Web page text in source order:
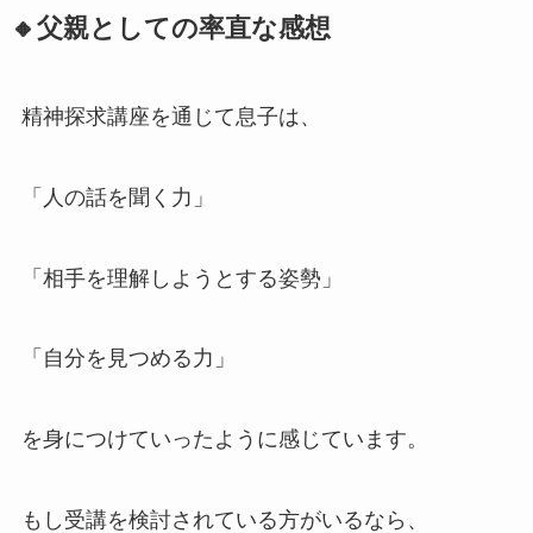
🔸父親としての率直な感想
精神探求講座を通じて息子は、
「人の話を聞く力」
「相手を理解しようとする姿勢」
「自分を見つめる力」
を身につけていったように感じています。
もし受講を検討されている方がいるなら、